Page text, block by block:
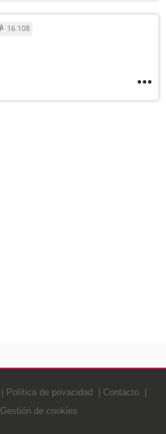
16.108
Política de privacidad
Contacto
Gestión de cookies